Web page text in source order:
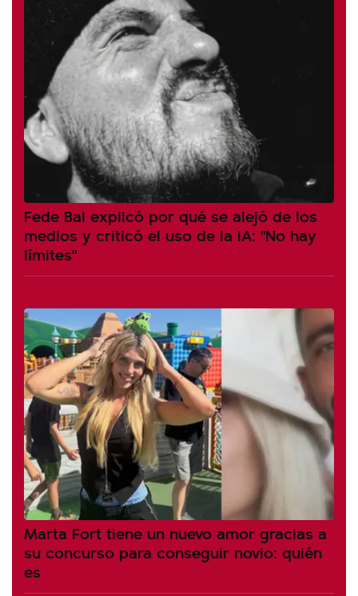
Fede Bal explicó por qué se alejó de los
medios y criticó el uso de la IA: "No hay
límites"
Marta Fort tiene un nuevo amor gracias a
su concurso para conseguir novio: quién
es